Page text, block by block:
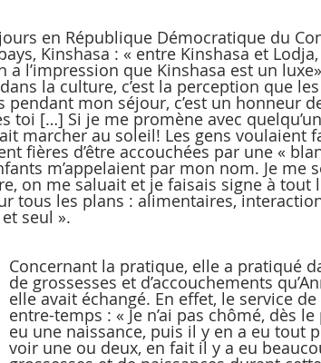
en République Démocratique du
Kinshasa : « entre Kinshasa et
l’impression que Kinshasa est un
la culture, c’est la perception que
pendant mon séjour, c’est un honneur
toi […] Si je me promène avec
marcher au soleil! Les gens voulaient
fières d’être accouchées par une «
m’appelaient par mon nom. Je me
on me saluait et je faisais signe à tout
tous les plans : alimentaires,
seul ».
Concernant la pratique, elle a pratiqué
de grossesses et d’accouchements
elle avait échangé. En effet, le service
entre-temps : « Je n’ai pas chômé, dès
eu une naissance, puis il y en a eu tout
voir une ou deux, en fait il y a eu